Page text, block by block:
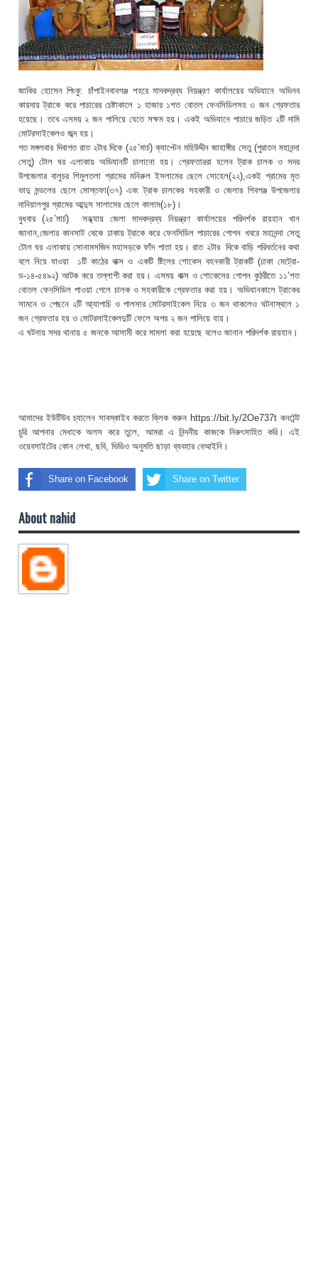
জাকির হোসেন পিংকু: চাঁপাইনবাবগঞ্জ শহরে মাদকদ্রব্য নিয়ন্ত্রণ কার্যালয়ের অভিযানে অভিনব
কায়দায় ট্রাকে করে পাচারের চেষ্টাকালে ১ হাজার ১শত বোতল ফেনসিডিলসহ ৩ জন গ্রেফতার
হয়েছে। তবে এসময় ২ জন পালিয়ে যেতে সক্ষম হয়। একই অভিযানে পাচারে জড়িত ২টি দামি
মোটরসাইকেলও জব্দ হয়।
গত মঙ্গলবার দিবাগত রাত ২টার দিকে (২৫’মার্চ) ক্যাপ্টেন মহিউদ্দীন জাহাঙ্গীর সেতু (পুরাতন মহানন্দা
সেতু) টোল ঘর এলাকায় অভিযানটি চালানো হয়। গ্রেফতাররা হলেন ট্রাক চালক ও সদর
উপজেলার বালুচর শিমুলতলা গ্রামের মনিরুল ইসলামের ছেলে সোহেল(২২),একই গ্রামের মৃত
ভাদু মন্ডলের ছেলে মোস্তফা(৩৭) এবং ট্রাক চালকের সহকারী ও জেলার শিবগঞ্জ উপজেলার
দানিয়ালপুর গ্রামের আব্দুস সালামের ছেলে কালাম(১৮)।
বুধবার (২৫’মার্চ) সন্ধ্যায় জেলা মাদকদ্রব্য নিয়ন্ত্রণ কার্যালয়ের পরিদর্শক রায়হান খান
জানান,জেলার কানসাট থেকে ঢাকায় ট্রাকে করে ফেনসিডিল পাচারের গোপন খবরে মহানন্দা সেতু
টোল ঘর এলাকায় সোনামসজিদ মহাসড়কে ফাঁদ পাতা হয়। রাত ২টার দিকে বাড়ি পরিবর্তনের কথা
বলে নিয়ে যাওয়া ১টি কাঠের বাক্স ও একটি ষ্টিলের শোকেস বহনকারী ট্রাকটি (ঢাকা মেট্রো-
ড-১৪-৫৪৯২) আটক করে তল্লাশী করা হয়। এসময় বাক্স ও শোকেসের গোপন কুঠরীতে ১১’শত
বোতল ফেনসিডিল পাওয়া গেলে চালক ও সহকারীকে গ্রেফতার করা হয়। অভিযানকালে ট্রাকের
সামনে ও পেছনে ২টি আ্যাপাচি ও পালসার মোটরসাইকেল নিয়ে ৩ জন থাকলেও ঘটনাস্থলে ১
জন গ্রেফতার হয় ও মোটরসাইকেলদুটি ফেলে অপর ২ জন পালিয়ে যায়।
এ ঘটনায় সদর থানায় ৫ জনকে আসামী করে মামলা করা হয়েছে বলেও জানান পরিদর্শক রায়হান।
আমাদের ইউটিউব চ্যালেন সাবস্কাইব করতে ক্লিক করুন https://bit.ly/2Oe737t কনটেন্ট
চুরি আপনার মেধাকে অলস করে তুলে, আমরা এ নিন্দনীয় কাজকে নিরুৎসাহিত করি। এই
ওয়েবসাইটের কোন লেখা, ছবি, ভিডিও অনুমতি ছাড়া ব্যবহার বেআইনি।
Share on Facebook Share on Twitter
About nahid